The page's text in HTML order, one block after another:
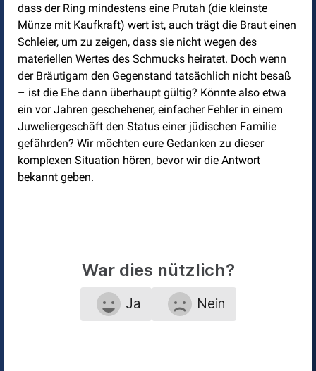
dass der Ring mindestens eine Prutah (die kleinste
Münze mit Kaufkraft) wert ist, auch trägt die Braut einen
Schleier, um zu zeigen, dass sie nicht wegen des
materiellen Wertes des Schmucks heiratet. Doch wenn
der Bräutigam den Gegenstand tatsächlich nicht besaß
– ist die Ehe dann überhaupt gültig? Könnte also etwa
ein vor Jahren geschehener, einfacher Fehler in einem
Juweliergeschäft den Status einer jüdischen Familie
gefährden? Wir möchten eure Gedanken zu dieser
komplexen Situation hören, bevor wir die Antwort
bekannt geben.
War dies nützlich?
Ja Nein